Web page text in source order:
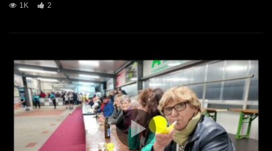
1K 2